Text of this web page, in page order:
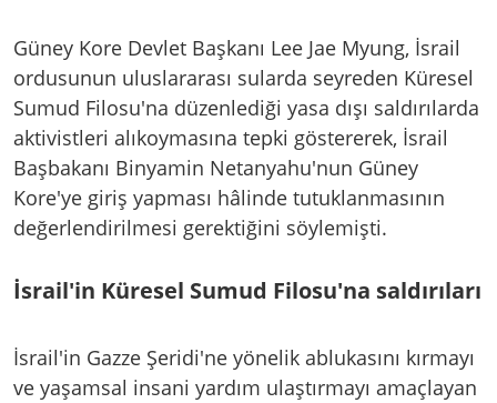
Güney Kore Devlet Başkanı Lee Jae Myung, İsrail
ordusunun uluslararası sularda seyreden Küresel
Sumud Filosu'na düzenlediği yasa dışı saldırılarda
aktivistleri alıkoymasına tepki göstererek, İsrail
Başbakanı Binyamin Netanyahu'nun Güney
Kore'ye giriş yapması hâlinde tutuklanmasının
değerlendirilmesi gerektiğini söylemişti.
İsrail'in Küresel Sumud Filosu'na saldırıları
İsrail'in Gazze Şeridi'ne yönelik ablukasını kırmayı
ve yaşamsal insani yardım ulaştırmayı amaçlayan